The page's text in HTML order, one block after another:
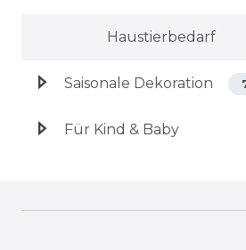
Haustierbedarf
Saisonale Dekoration
Für Kind & Baby